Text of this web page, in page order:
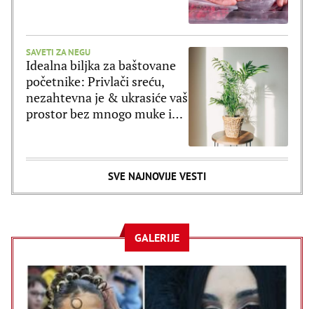
SAVETI ZA NEGU
Idealna biljka za baštovane
početnike: Privlači sreću,
nezahtevna je & ukrasiće vaš
prostor bez mnogo muke i
SVE NAJNOVIJE VESTI
GALERIJE